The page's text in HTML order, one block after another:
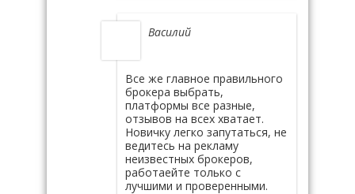
Василий
Все же главное правильного
брокера выбрать,
платформы все разные,
отзывов на всех хватает.
Новичку легко запутаться, не
ведитесь на рекламу
неизвестных брокеров,
работаейте только с
лучшими и проверенными.